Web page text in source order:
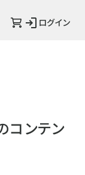
ログイン
コンテン